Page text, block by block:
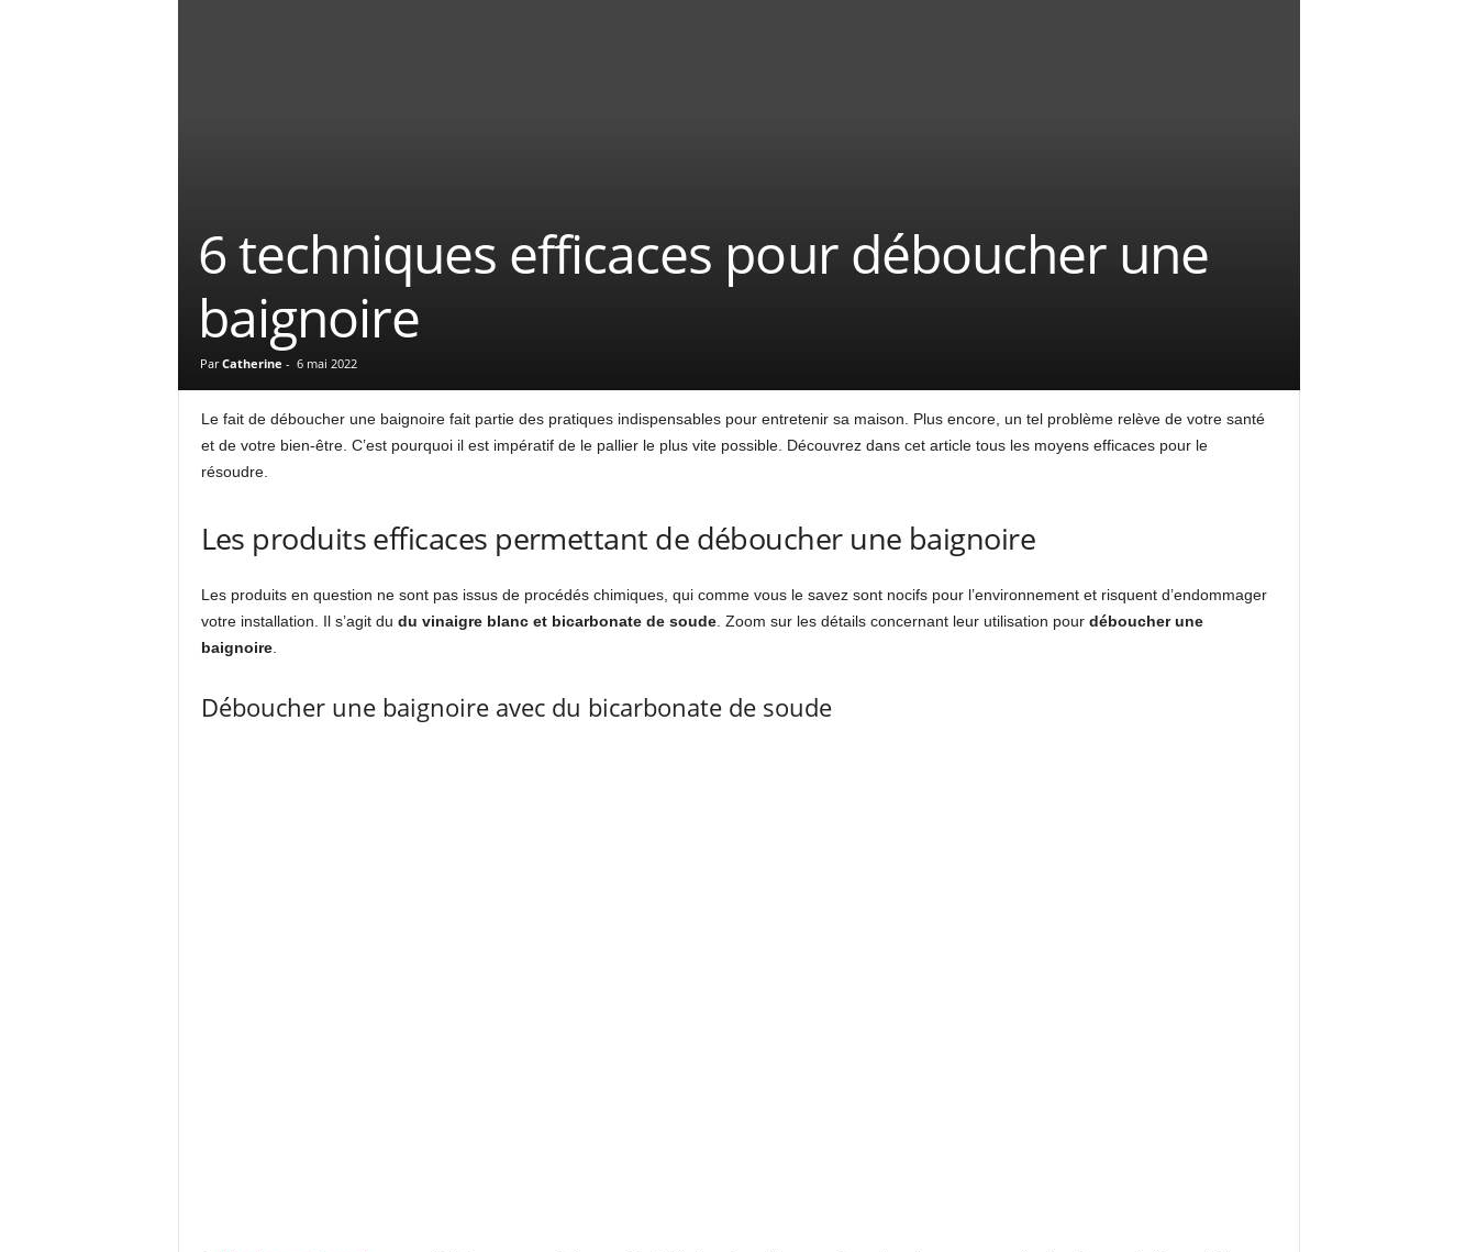
6 techniques efficaces pour déboucher une
baignoire
Par Catherine - 6 mai 2022
Le fait de déboucher une baignoire fait partie des pratiques indispensables pour entretenir sa maison. Plus encore, un tel problème relève de votre santé
et de votre bien-être. C’est pourquoi il est impératif de le pallier le plus vite possible. Découvrez dans cet article tous les moyens efficaces pour le
résoudre.
Les produits efficaces permettant de déboucher une baignoire
Les produits en question ne sont pas issus de procédés chimiques, qui comme vous le savez sont nocifs pour l’environnement et risquent d’endommager
votre installation. Il s’agit du du vinaigre blanc et bicarbonate de soude. Zoom sur les détails concernant leur utilisation pour déboucher une
baignoire.
Déboucher une baignoire avec du bicarbonate de soude